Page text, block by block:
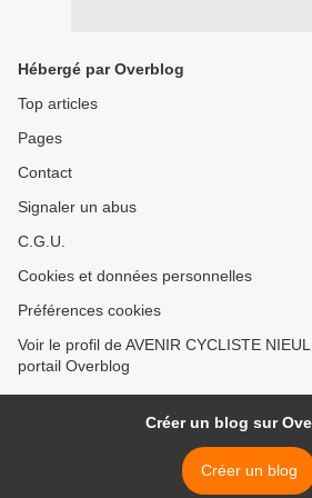
Hébergé par Overblog
Top articles
Pages
Contact
Signaler un abus
C.G.U.
Cookies et données personnelles
Préférences cookies
Voir le profil de AVENIR CYCLISTE
portail Overblog
Créer un blog sur
Créer un blog